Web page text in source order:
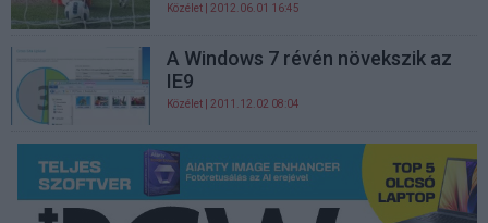
Közélet | 2012.06.01 16:45
A Windows 7 révén növekszik az
IE9
Közélet | 2011.12.02 08:04